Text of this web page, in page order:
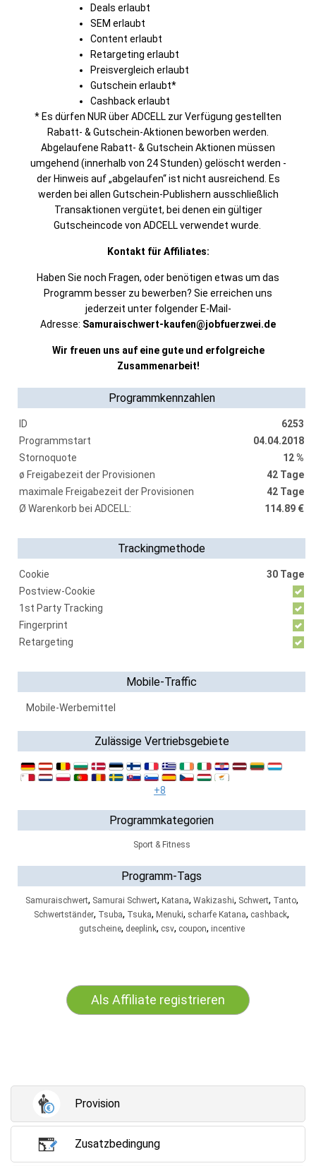
Deals erlaubt
SEM erlaubt
Content erlaubt
Retargeting erlaubt
Preisvergleich erlaubt
Gutschein erlaubt*
Cashback erlaubt
* Es dürfen NUR über ADCELL zur Verfügung gestellten
Rabatt- & Gutschein-Aktionen beworben werden.
Abgelaufene Rabatt- & Gutschein Aktionen müssen
umgehend (innerhalb von 24 Stunden) gelöscht werden -
der Hinweis auf „abgelaufen“ ist nicht ausreichend. Es
werden bei allen Gutschein-Publishern ausschließlich
Transaktionen vergütet, bei denen ein gültiger
Gutscheincode von ADCELL verwendet wurde.
Kontakt für Affiliates:
Haben Sie noch Fragen, oder benötigen etwas um das
Programm besser zu bewerben? Sie erreichen uns
jederzeit unter folgender E-Mail-
Adresse: Samuraischwert-kaufen@jobfuerzwei.de
Wir freuen uns auf eine gute und erfolgreiche
Zusammenarbeit!
Programmkennzahlen
ID
6253
Programmstart
04.04.2018
Stornoquote
12 %
ø Freigabezeit der Provisionen
42 Tage
maximale Freigabezeit der Provisionen
42 Tage
Ø Warenkorb bei ADCELL:
114.89 €
Trackingmethode
Cookie
30 Tage
Postview-Cookie
1st Party Tracking
Fingerprint
Retargeting
Mobile-Traffic
Mobile-Werbemittel
Zulässige Vertriebsgebiete
+8
Programmkategorien
Sport & Fitness
Programm-Tags
Samuraischwert, Samurai Schwert, Katana, Wakizashi, Schwert, Tanto,
Schwertständer, Tsuba, Tsuka, Menuki, scharfe Katana, cashback,
gutscheine, deeplink, csv, coupon, incentive
Als Affiliate registrieren
Provision
Zusatzbedingung